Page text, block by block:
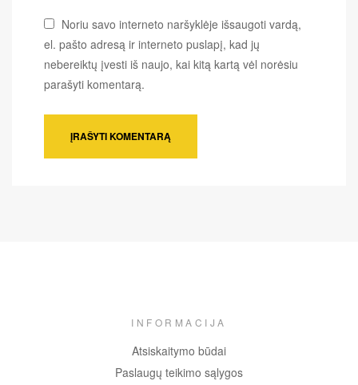
Noriu savo interneto naršyklėje išsaugoti vardą,
el. pašto adresą ir interneto puslapį, kad jų
nebereiktų įvesti iš naujo, kai kitą kartą vėl norėsiu
parašyti komentarą.
INFORMACIJA
Atsiskaitymo būdai
Paslaugų teikimo sąlygos